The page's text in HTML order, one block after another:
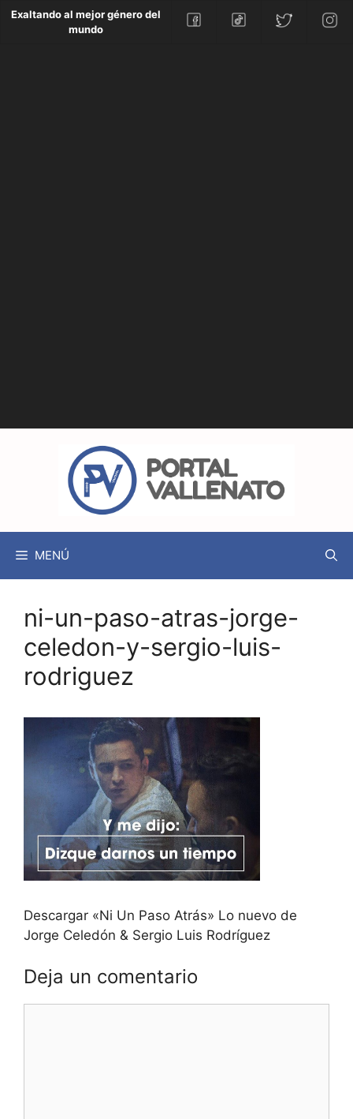
Exaltando al mejor género del
mundo
MENÚ
ni-un-paso-atras-jorge-
celedon-y-sergio-luis-
rodriguez
Descargar «Ni Un Paso Atrás» Lo nuevo de
Jorge Celedón & Sergio Luis Rodríguez
Deja un comentario